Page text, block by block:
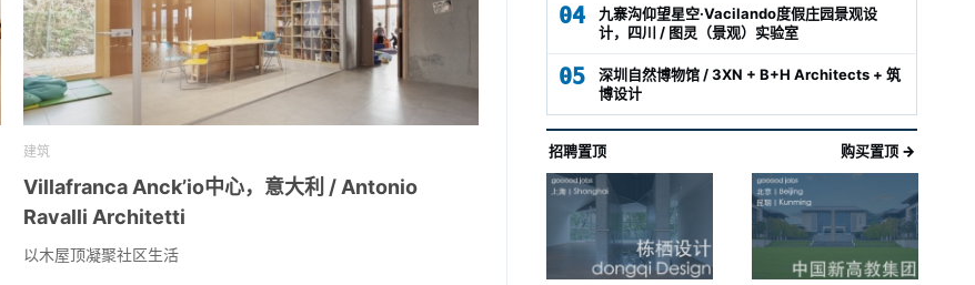
建筑
Villafranca Anck’io中心，意大利 / Antonio
Ravalli Architetti
以木屋顶凝聚社区生活
04
九寨沟仰望星空·Vacilando度假庄园景观设
计，四川 / 图灵（景观）实验室
05
深圳自然博物馆 / 3XN + B+H Architects + 筑
博设计
招聘置顶 购买置顶 →